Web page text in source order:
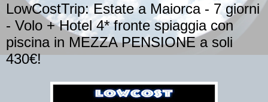
LowCostTrip: Estate a Maiorca - 7 giorni
- Volo + Hotel 4* fronte spiaggia con
piscina in MEZZA PENSIONE a soli
430€!